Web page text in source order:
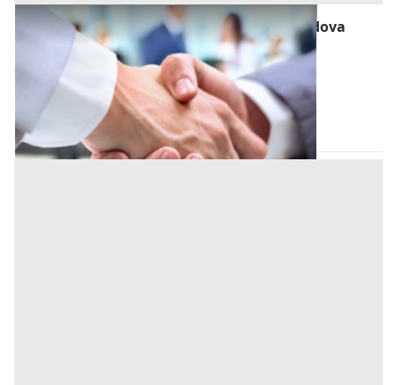
Cessione d'Azienda all'asta a Maserà di Padova
Maserà di Padova (Padova)
Offerta minima
272.697 €
Codice asta: cb1e35a6
27/10/2026